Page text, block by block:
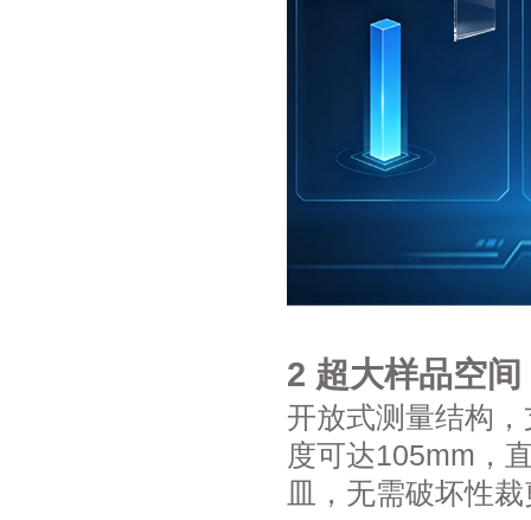
2 超大样品空
开放式测量结构
度可达105mm，
皿，无需破坏性